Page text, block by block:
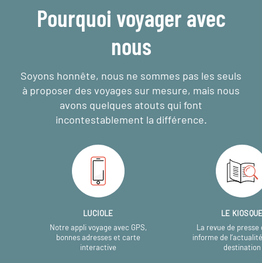
Pourquoi voyager avec
nous
Soyons honnête, nous ne sommes pas les seuls
à proposer des voyages sur mesure, mais nous
avons quelques atouts qui font
incontestablement la différence.
LUCIOLE
Notre appli voyage avec GPS,
bonnes adresses et carte
interactive
LE
La revue de presse
informe de
destination